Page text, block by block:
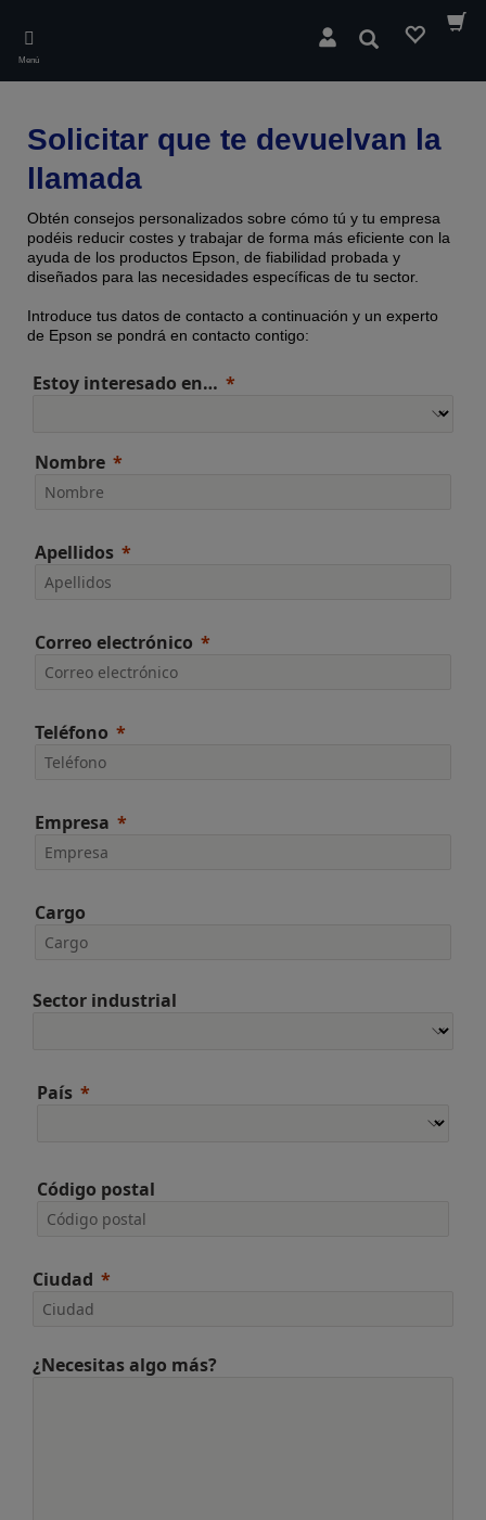
main
content
Menú
Buscar
Solicitar que te devuelvan la
llamada
Obtén consejos personalizados sobre cómo tú y tu empresa
podéis reducir costes y trabajar de forma más eficiente con la
ayuda de los productos Epson, de fiabilidad probada y
diseñados para las necesidades específicas de tu sector.
Introduce tus datos de contacto a continuación y un experto
de Epson se pondrá en contacto contigo:
Estoy interesado en…
Nombre
Apellidos
Correo electrónico
Teléfono
Empresa
Cargo
Sector industrial
País
Código postal
Ciudad
¿Necesitas algo más?